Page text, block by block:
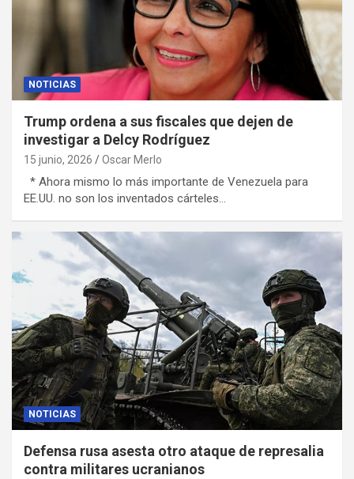
NOTICIAS
Trump ordena a sus fiscales que dejen de
investigar a Delcy Rodríguez
15 junio, 2026 Oscar Merlo
* Ahora mismo lo más importante de Venezuela para
EE.UU. no son los inventados cárteles…
NOTICIAS
Defensa rusa asesta otro ataque de represalia
contra militares ucranianos